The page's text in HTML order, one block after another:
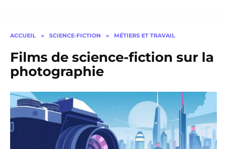
ACCUEIL » SCIENCE-FICTION » MÉTIERS ET TRAVAIL
Films de science-fiction sur la
photographie